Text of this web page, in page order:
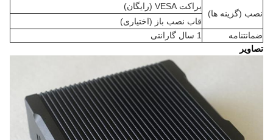
نصب (گزینه ها)
براکت VESA (رایگان)
قاب نصب باز (اختیاری)
ضمانتنامه
1 سال گارانتی
تصاویر